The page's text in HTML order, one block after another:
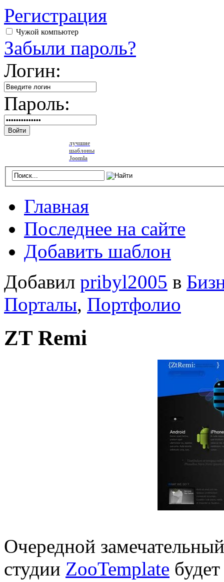
Регистрация
Чужой компьютер
Забыли пароль?
Логин:
Пароль:
Войти
лучшие
шаблоны
Joomla
Главная
Последнее на сайте
Добавить шаблон
Добавил pribyl2005 в
Порталы, Портфолио
ZT Remi
Очередной
студии ZooTemplate